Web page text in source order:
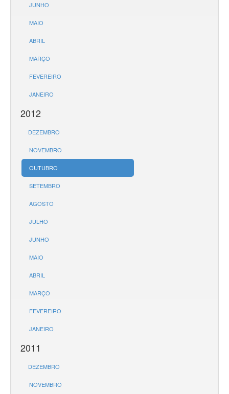
JUNHO
MAIO
ABRIL
MARÇO
FEVEREIRO
JANEIRO
2012
DEZEMBRO
NOVEMBRO
OUTUBRO
SETEMBRO
AGOSTO
JULHO
JUNHO
MAIO
ABRIL
MARÇO
FEVEREIRO
JANEIRO
2011
DEZEMBRO
NOVEMBRO